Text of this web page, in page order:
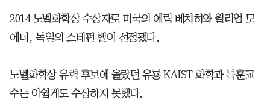
2014 노벨화학상 수상자로 미국의 에릭 베치히와 윌리엄 모
에너, 독일의 스테펀 헬이 선정됐다.
노벨화학상 유력 후보에 올랐던 유룡 KAIST 화학과 특훈교
수는 아쉽게도 수상하지 못했다.